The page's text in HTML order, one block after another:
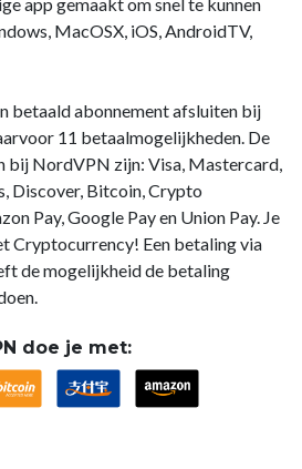
MacOSX, iOS, AndroidTV,
betaald abonnement afsluiten bij
11 betaalmogelijkheden. De
bij NordVPN zijn: Visa, Mastercard,
Discover, Bitcoin, Crypto
Pay, Google Pay en Union Pay. Je
Cryptocurrency! Een betaling via
de mogelijkheid de betaling
doe je met: